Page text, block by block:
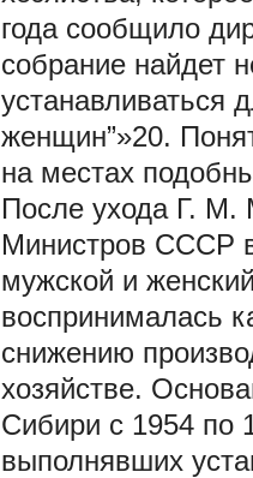
года сообщило
собрание найдет
устанавливаться
женщин”»20.
на местах
После ухода Г. М.
Министров СССР
мужской и
воспринималась
снижению
хозяйстве.
Сибири с 1954 по
выполнявших